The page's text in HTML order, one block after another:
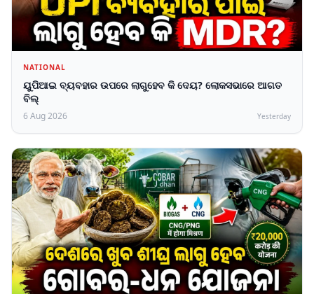
NATIONAL
ୟୁପିଆଇ ବ୍ୟବହାର ଉପରେ ଲାଗୁହେବ କି ଦେୟ? ଲୋକସଭାରେ ଆଗତ
ବିଲ୍‌
6 Aug 2026 Yesterday